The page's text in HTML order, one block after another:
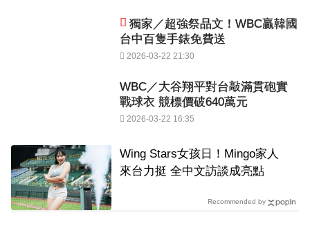
獨家／超強祭品文！WBC贏韓國
台中百隻手錶免費送
2026-03-22 21:30
WBC／大谷翔平對台敲滿貫砲實
戰球衣 競標價破640萬元
2026-03-22 16:35
Wing Stars女孩日！Mingo家人
來台力挺 全中文訪談成亮點
Recommended by